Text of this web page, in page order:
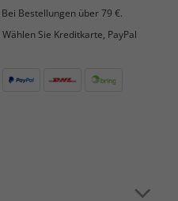
Bei Bestellungen über 79 €.
Wählen Sie Kreditkarte, PayPal